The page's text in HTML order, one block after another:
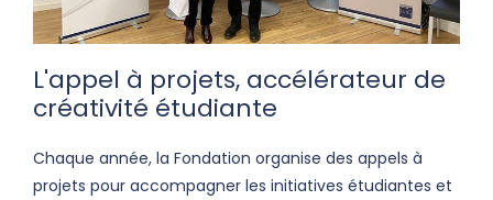
L'appel à projets, accélérateur de
créativité étudiante
Chaque année, la Fondation organise des appels à
projets pour accompagner les initiatives étudiantes et